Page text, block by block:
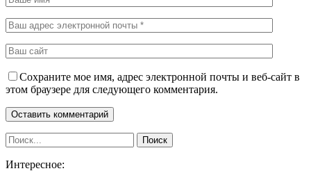
Сохраните мое имя, адрес электронной почты и веб-сайт в
этом браузере для следующего комментария.
Интересное: